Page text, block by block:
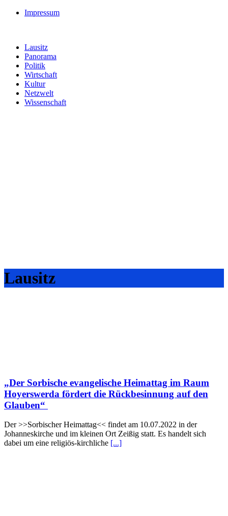
Impressum
Lausitz
Panorama
Politik
Wirtschaft
Kultur
Netzwelt
Wissenschaft
Lausitz
„Der Sorbische evangelische Heimattag im Raum
Hoyerswerda fördert die Rückbesinnung auf den
Glauben“
Der >>Sorbischer Heimattag<< findet am 10.07.2022 in der
Johanneskirche und im kleinen Ort Zeißig statt. Es handelt sich
dabei um eine religiös-kirchliche [...]